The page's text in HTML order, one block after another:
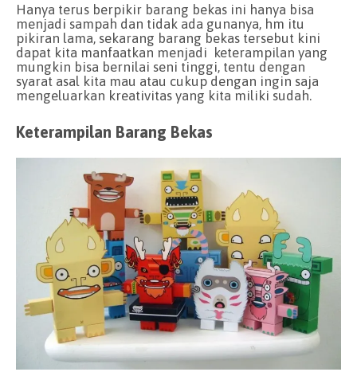
Hanya terus berpikir barang bekas ini hanya bisa
menjadi sampah dan tidak ada gunanya, hm itu
pikiran lama, sekarang barang bekas tersebut kini
dapat kita manfaatkan menjadi keterampilan yang
mungkin bisa bernilai seni tinggi, tentu dengan
syarat asal kita mau atau cukup dengan ingin saja
mengeluarkan kreativitas yang kita miliki sudah.
Keterampilan Barang Bekas